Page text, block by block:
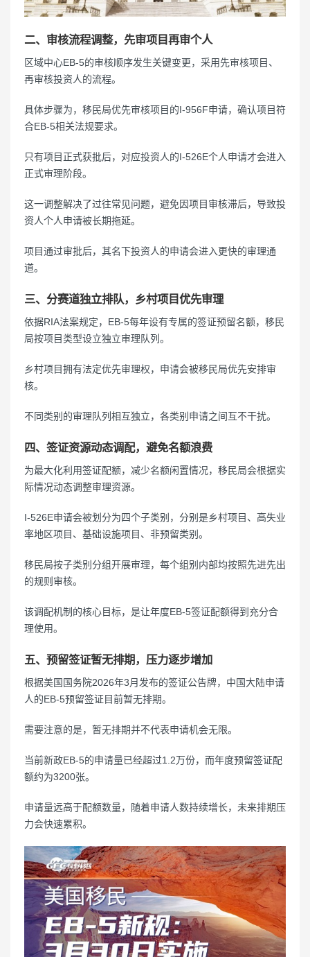
二、审核流程调整，先审项目再审个人
区域中心EB-5的审核顺序发生关键变更，采用先审核项目、
再审核投资人的流程。
具体步骤为，移民局优先审核项目的I-956F申请，确认项目符
合EB-5相关法规要求。
只有项目正式获批后，对应投资人的I-526E个人申请才会进入
正式审理阶段。
这一调整解决了过往常见问题，避免因项目审核滞后，导致投
资人个人申请被长期拖延。
项目通过审批后，其名下投资人的申请会进入更快的审理通
道。
三、分赛道独立排队，乡村项目优先审理
依据RIA法案规定，EB-5每年设有专属的签证预留名额，移民
局按项目类型设立独立审理队列。
乡村项目拥有法定优先审理权，申请会被移民局优先安排审
核。
不同类别的审理队列相互独立，各类别申请之间互不干扰。
四、签证资源动态调配，避免名额浪费
为最大化利用签证配额，减少名额闲置情况，移民局会根据实
际情况动态调整审理资源。
I-526E申请会被划分为四个子类别，分别是乡村项目、高失业
率地区项目、基础设施项目、非预留类别。
移民局按子类别分组开展审理，每个组别内部均按照先进先出
的规则审核。
该调配机制的核心目标，是让年度EB-5签证配额得到充分合
理使用。
五、预留签证暂无排期，压力逐步增加
根据美国国务院2026年3月发布的签证公告牌，中国大陆申请
人的EB-5预留签证目前暂无排期。
需要注意的是，暂无排期并不代表申请机会无限。
当前新政EB-5的申请量已经超过1.2万份，而年度预留签证配
额约为3200张。
申请量远高于配额数量，随着申请人数持续增长，未来排期压
力会快速累积。